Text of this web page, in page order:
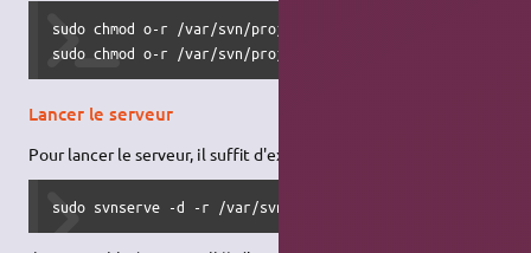
sudo chmod o-r /var/svn/projet1/conf/authz
sudo chmod o-r /var/svn/projet1/conf/passwd
Lancer le serveur
Pour lancer le serveur, il suffit d'exécuter :
sudo svnserve -d -r /var/svn